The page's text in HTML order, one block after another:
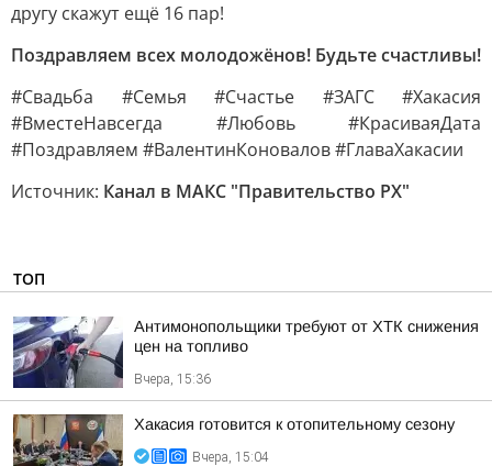
другу скажут ещё 16 пар!
Поздравляем всех молодожёнов! Будьте счастливы!
#Свадьба #Семья #Счастье #ЗАГС #Хакасия
#ВместеНавсегда #Любовь #КрасиваяДата
#Поздравляем #ВалентинКоновалов #ГлаваХакасии
Источник: Канал в МАКС "Правительство РХ"
ТОП
Антимонопольщики требуют от ХТК снижения
цен на топливо
Вчера, 15:36
Хакасия готовится к отопительному сезону
Вчера, 15:04